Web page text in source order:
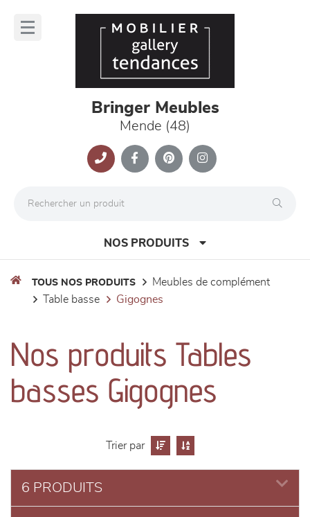
Bringer Meubles
Mende (48)
NOS PRODUITS
séjours
meubles de complément
literie
décoration
TOUS NOS PRODUITS
meubles de complément
table basse
gigognes
Nos produits Tables
basses Gigognes
Trier par
6 PRODUITS